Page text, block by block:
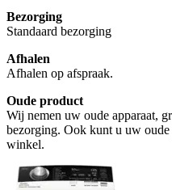
Bezorging
Standaard bezorging
Afhalen
Afhalen op afspraak.
Oude product
Wij nemen uw oude apparaat,
bezorging. Ook kunt u uw
winkel.